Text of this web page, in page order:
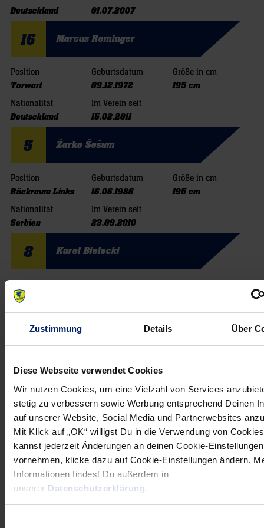
Zustimmung Details Über
Diese Webseite verwendet Cookies
Wir nutzen Cookies, um eine Vielzahl von Services
stetig zu verbessern sowie Werbung entsprechend Deinen
auf unserer Website, Social Media und Partnerwebsites
Mit Klick auf „OK“ willigst Du in die Verwendung von
kannst jederzeit Änderungen an deinen Cookie-Einstellungen
vornehmen, klicke dazu auf Cookie-Einstellungen ändern.
Informationen findest Du außerdem in
unserer Datenschutzerklärung.
Deutschland
01.07.2007
16 Marcus Rominger
Position
Torwart
Geburtsdatum
09.12.1972
Größe in cm
195 cm
Nationalität
Deutschland
Im Verein seit
15.02.2011
5 Žarko Šešum
Position
Rückraum Links
Geburtsdatum
16.06.1986
Größe in cm
195 cm
Nationalität
Serbien
Im Verein seit
23.09.2010
8 Karol Bielecki
Rückraum Links
Nationalität
Polen
Im Verein seit
Status
Einsatzbereit
Position
Rückraum Mitte
Geburtsdatum
30.08.1983
Größe in cm
190 cm
Nationalität
Schweiz
Im Verein seit
01.07.2010
6 Grzegorz Tkaczyk